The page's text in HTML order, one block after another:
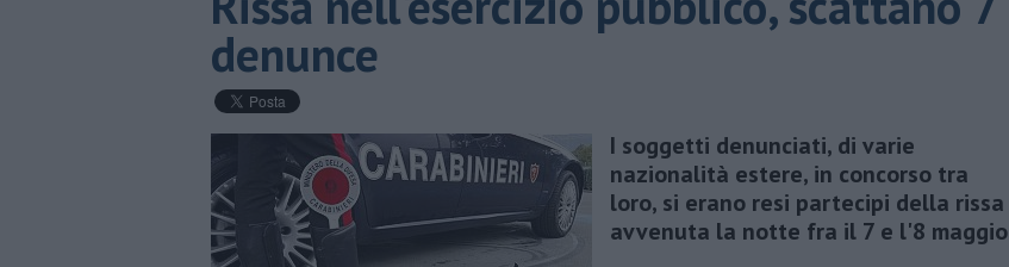
denunce
I soggetti denunciati, di varie
nazionalità estere, in concorso tra
loro, si erano resi partecipi della rissa
avvenuta la notte fra il 7 e l'8 maggio